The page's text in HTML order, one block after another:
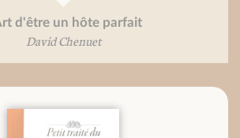
d'être un hôte parfait
David Chenuet